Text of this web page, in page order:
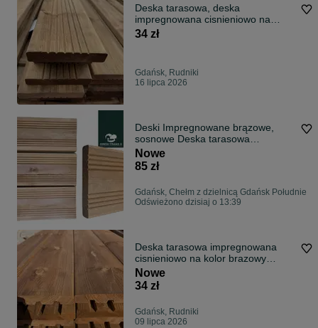
Deska tarasowa, deska
impregnowana cisnieniowo na
brazowo 28x145x4000 I Gatunek
34 zł
Gdańsk, Rudniki
16 lipca 2026
Deski Impregnowane brązowe,
sosnowe Deska tarasowa
ryflowana 27x145
Nowe
85 zł
Gdańsk, Chełm z dzielnicą Gdańsk Południe
Odświeżono dzisiaj o 13:39
Deska tarasowa impregnowana
cisnieniowo na kolor brazowy
28x165x3600-4000
Nowe
34 zł
Gdańsk, Rudniki
09 lipca 2026